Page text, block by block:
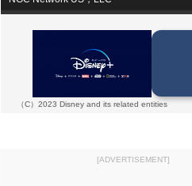
（C）2023 Disney and its related entities
[ADVERTISEMENT]